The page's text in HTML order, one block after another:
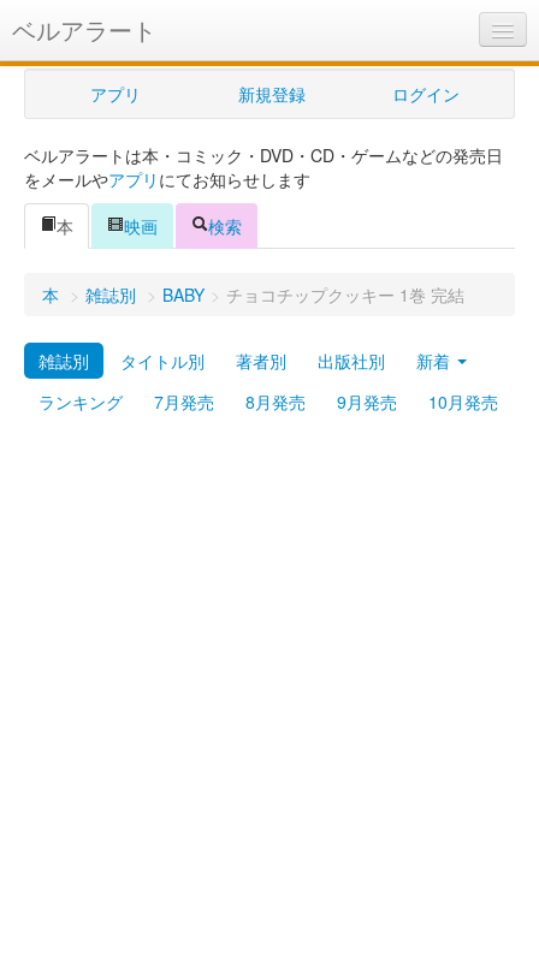
ベルアラート
ベルアラートとは
ヘルプ
新規登録
ログイン
Myシェルフ
プレミアム
アプリ 新規登録 ログイン
ベルアラートは本・コミック・DVD・CD・ゲームなどの発売日
をメールやアプリ にてお知らせします
本
映画 検索
本 > 雑誌別 > BABY > チョコチップクッキー 1巻 完結
雑誌別 タイトル別 著者別 出版社別
新着
ランキング
7月発売 8月発売 9月発売 10月発売